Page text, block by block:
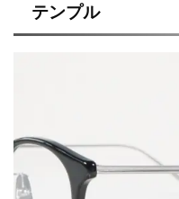
テンプル